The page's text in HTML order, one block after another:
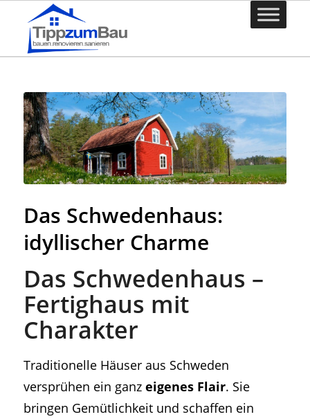
Das Schwedenhaus:
idyllischer Charme
Das Schwedenhaus –
Fertighaus mit
Charakter
Traditionelle Häuser aus Schweden
versprühen ein ganz eigenes Flair. Sie
bringen Gemütlichkeit und schaffen ein